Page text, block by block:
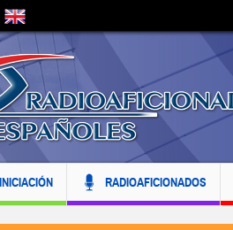
INICIACIÓN RADIOAFICIONADOS